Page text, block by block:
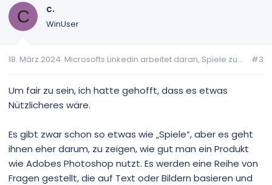
C c.
WinUser
18. März 2024 Microsofts Linkedin arbeitet daran, Spiele zu... #3
Um fair zu sein, ich hatte gehofft, dass es etwas
Nützlicheres wäre.
Es gibt zwar schon so etwas wie „Spiele“, aber es geht
ihnen eher darum, zu zeigen, wie gut man ein Produkt
wie Adobes Photoshop nutzt. Es werden eine Reihe von
Fragen gestellt, die auf Text oder Bildern basieren und